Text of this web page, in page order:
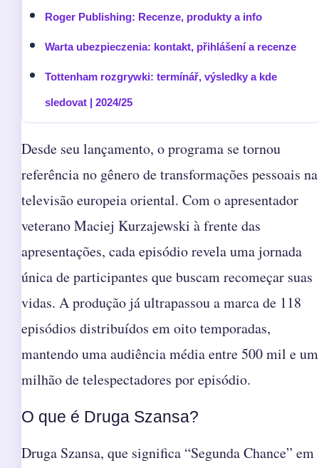
Roger Publishing: Recenze, produkty a info
Warta ubezpieczenia: kontakt, přihlášení a recenze
Tottenham rozgrywki: termínář, výsledky a kde
sledovat | 2024/25
Desde seu lançamento, o programa se tornou
referência no gênero de transformações pessoais na
televisão europeia oriental. Com o apresentador
veterano Maciej Kurzajewski à frente das
apresentações, cada episódio revela uma jornada
única de participantes que buscam recomeçar suas
vidas. A produção já ultrapassou a marca de 118
episódios distribuídos em oito temporadas,
mantendo uma audiência média entre 500 mil e um
milhão de telespectadores por episódio.
O que é Druga Szansa?
Druga Szansa, que significa “Segunda Chance” em